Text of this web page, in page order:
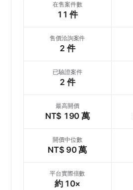
在售案件數
11 件
售價洽詢案件
2 件
已驗證案件
2 件
最高開價
NT$ 190 萬
開價中位數
NT$ 90 萬
平台實際倍數
約 10×